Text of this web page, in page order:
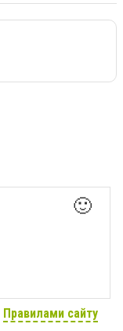
🙂
Правилами сайту